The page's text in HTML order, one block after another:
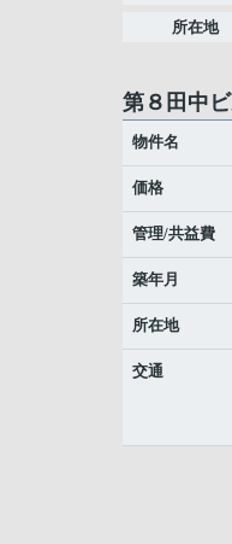
所在地
第８田中
物件名
価格
管理/共益費
築年月
所在地
交通